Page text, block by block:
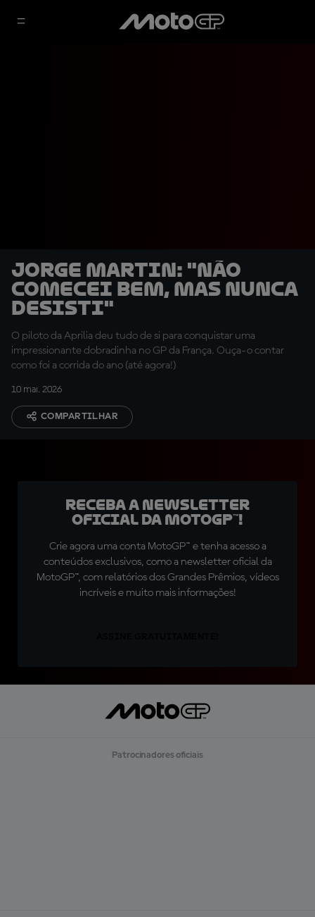
Jorge Martin: "Não
comecei bem, mas nunca
desisti"
O piloto da Aprilia deu tudo de si para conquistar uma
impressionante dobradinha no GP da França. Ouça-o contar
como foi a corrida do ano (até agora!)
10 mai. 2026
COMPARTILHAR
Receba a newsletter
oficial da MotoGP™!
Crie agora uma conta MotoGP™ e tenha acesso a
conteúdos exclusivos, como a newsletter oficial da
MotoGP™, com relatórios dos Grandes Prêmios, vídeos
incríveis e muito mais informações!
Patrocinadores oficiais